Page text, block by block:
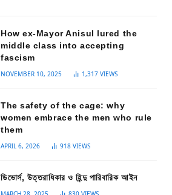
How ex-Mayor Anisul lured the
middle class into accepting
fascism
NOVEMBER 10, 2025 1,317 VIEWS
The safety of the cage: why
women embrace the men who rule
them
APRIL 6, 2026 918 VIEWS
ডিভোর্স, উত্তরাধিকার ও হিন্দু পারিবারিক আইন